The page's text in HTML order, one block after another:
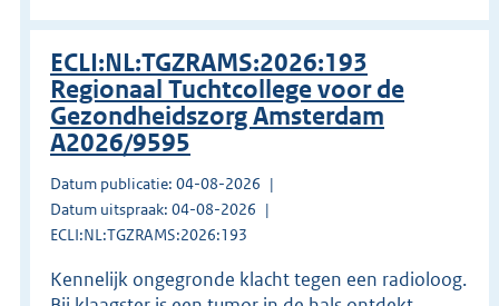
ECLI:NL:TGZRAMS:2026:193
Regionaal Tuchtcollege voor de
Gezondheidszorg Amsterdam
A2026/9595
Datum publicatie: 04-08-2026
Datum uitspraak: 04-08-2026
ECLI:NL:TGZRAMS:2026:193
Kennelijk ongegronde klacht tegen een radioloog.